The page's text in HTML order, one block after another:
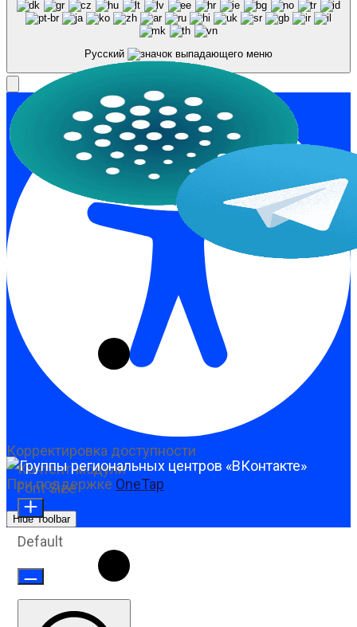
Русский
Корректировка доступности
При поддержке OneTap
Hide Toolbar
Контент-модули
Font Size
Default